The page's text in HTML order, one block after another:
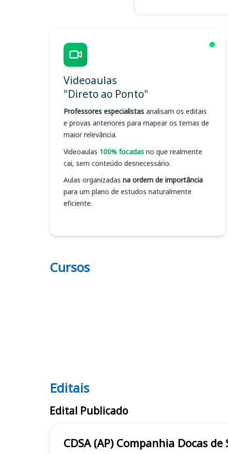
Videoaulas
"Direto ao Ponto"
Professores especialistas analisam os editais
e provas anteriores para mapear os temas de
maior relevância.
Videoaulas 100% focadas no que realmente
cai, sem conteúdo desnecessário.
Aulas organizadas na ordem de importância
para um plano de estudos naturalmente
eficiente.
Cursos
Editais CDSA (AP)
Editais
Edital Publicado
CDSA (AP) Companhia